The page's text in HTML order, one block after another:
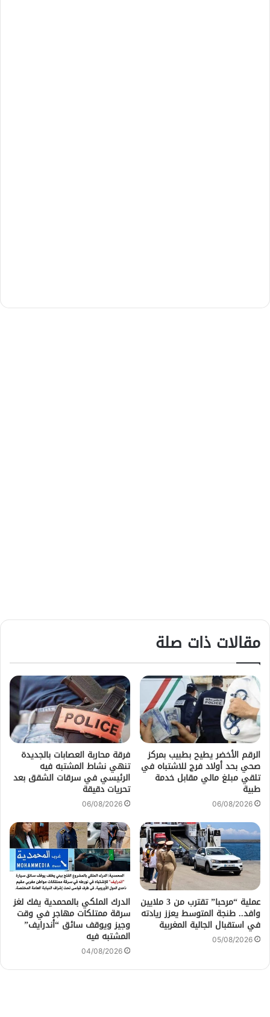
مقالات ذات صلة
الرقم الأخضر يطيح بطبيب بمركز
صحي بحد أولاد فرج للاشتباه في
تلقي مبلغ مالي مقابل خدمة
طبية
06/08/2026
فرقة محاربة العصابات بالجديدة
تنهي نشاط المشتبه فيه
الرئيسي في سرقات الشقق بعد
تحريات دقيقة
06/08/2026
عملية “مرحبا” تقترب من 3 ملايين
وافد.. طنجة المتوسط يعزز ريادته
في استقبال الجالية المغربية
05/08/2026
الدرك الملكي بالمحمدية يفك لغز
سرقة ممتلكات مهاجر في وقت
وجيز ويوقف سائق “أندرايف”
المشتبه فيه
04/08/2026